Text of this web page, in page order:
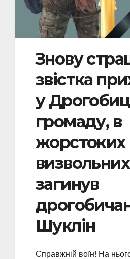
Знову
звістка
у
громаду, в
жорстоких
загинув
Шуклін
Справжній воїн! На